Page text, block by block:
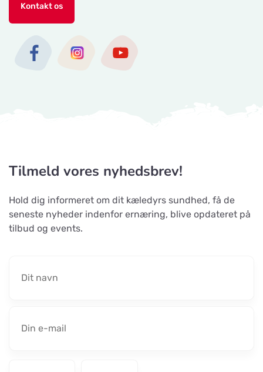
Kontakt os
Tilmeld vores nyhedsbrev!
Hold dig informeret om dit kæledyrs sundhed, få de
seneste nyheder indenfor ernæring, blive opdateret på
tilbud og events.